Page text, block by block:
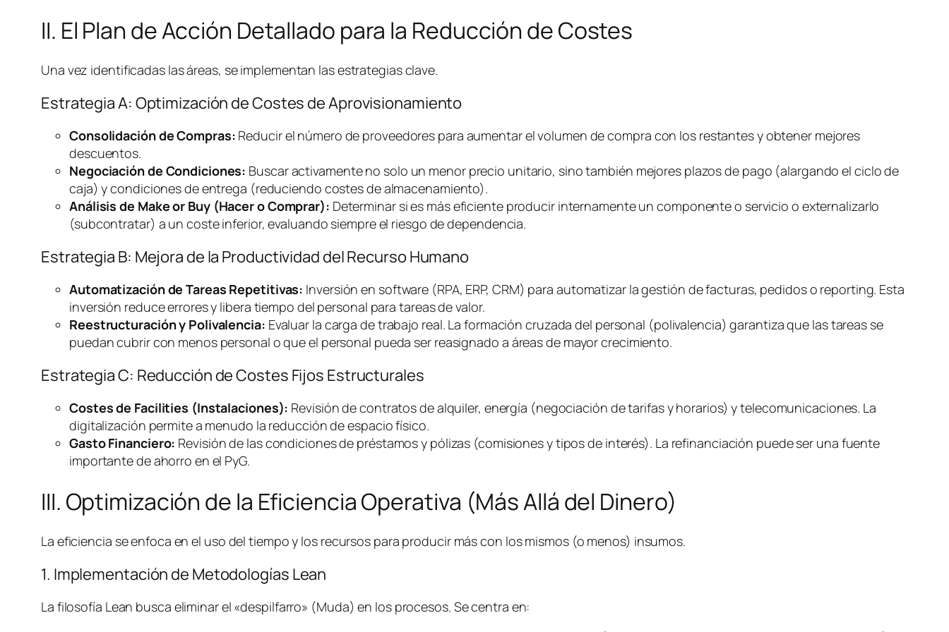
II. El Plan de Acción Detallado para la Reducción de Costes
Una vez identificadas las áreas, se implementan las estrategias clave.
Estrategia A: Optimización de Costes de Aprovisionamiento
Consolidación de Compras: Reducir el número de proveedores para aumentar el volumen de compra con los restantes y obtener mejores
descuentos.
Negociación de Condiciones: Buscar activamente no solo un menor precio unitario, sino también mejores plazos de pago (alargando el ciclo de
caja) y condiciones de entrega (reduciendo costes de almacenamiento).
Análisis de Make or Buy(Hacer o Comprar): Determinar si es más eficiente producir internamente un componente o servicio o externalizarlo
(subcontratar) a un coste inferior, evaluando siempre el riesgo de dependencia.
Estrategia B: Mejora de la Productividad del Recurso Humano
Automatización de Tareas Repetitivas: Inversión en software (RPA, ERP, CRM) para automatizar la gestión de facturas, pedidos o reporting. Esta
inversión reduce errores y libera tiempo del personal para tareas de valor.
Reestructuración y Polivalencia: Evaluar la carga de trabajo real. La formación cruzada del personal (polivalencia) garantiza que las tareas se
puedan cubrir con menos personal o que el personal pueda ser reasignado a áreas de mayor crecimiento.
Estrategia C: Reducción de Costes Fijos Estructurales
Costes de Facilities (Instalaciones): Revisión de contratos de alquiler, energía (negociación de tarifas y horarios) y telecomunicaciones. La
digitalización permite a menudo la reducción de espacio físico.
Gasto Financiero: Revisión de las condiciones de préstamos y pólizas (comisiones y tipos de interés). La refinanciación puede ser una fuente
importante de ahorro en el PyG.
III. Optimización de la Eficiencia Operativa (Más Allá del Dinero)
La eficiencia se enfoca en el uso del tiempo y los recursos para producir más con los mismos (o menos) insumos.
1. Implementación de Metodologías Lean
La filosofía Lean busca eliminar el «despilfarro» (Muda) en los procesos. Se centra en: